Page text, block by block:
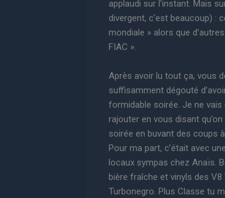
applaudi sur l’instant. Mais
divergent, c’est beaucoup) :
mondiale » alors que
FIAC ».
Après avoir lu tout ça, vous
suffisamment dégouté
formidable soirée. Je ne vais
rajouter en vous disant
soirée en buvant des coups
Pour ma part, c’était avec
locaux sympas chez Anaïs.
bière fraîche et vinyls des V8
Turbonegro. Plus Classe tu